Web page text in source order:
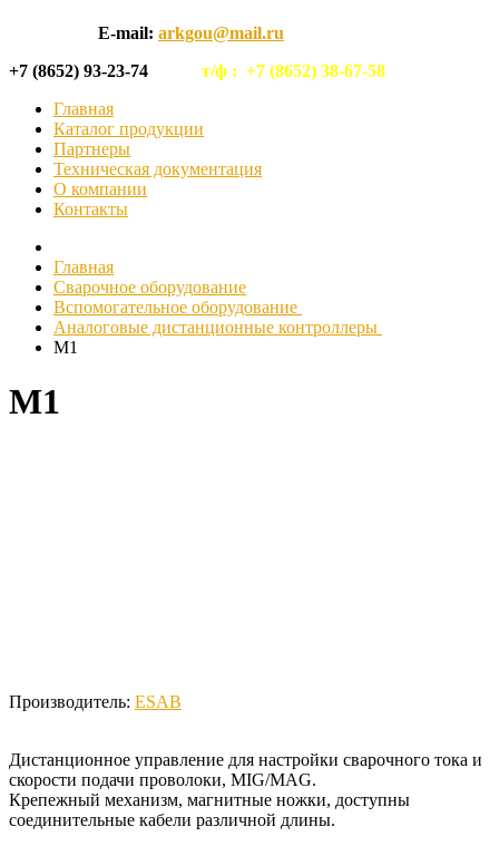
E-mail: arkgou@mail.ru
+7 (8652) 93-23-74 т/ф : +7 (8652) 38-67-58
Главная
Каталог продукции
Партнеры
Техническая документация
О компании
Контакты
Главная
Сварочное оборудование
Вспомогательное оборудование
Аналоговые дистанционные контроллеры
M1
M1
Производитель: ESAB
Дистанционное управление для настройки сварочного тока и
скорости подачи проволоки, MIG/MAG.
Крепежный механизм, магнитные ножки, доступны
соединительные кабели различной длины.